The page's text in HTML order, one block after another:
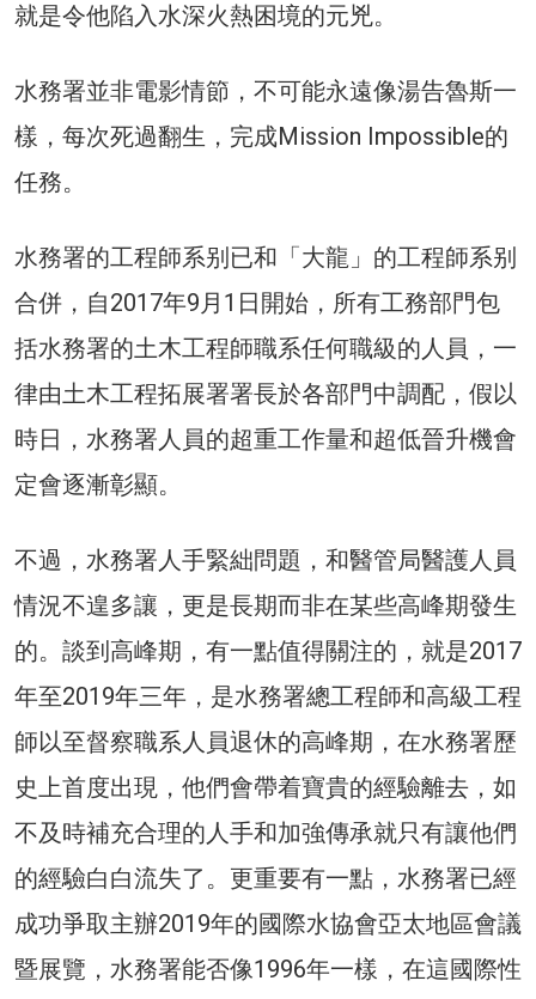
就是令他陷入水深火熱困境的元兇。
水務署並非電影情節，不可能永遠像湯告魯斯一
樣，每次死過翻生，完成Mission Impossible的
任務。
水務署的工程師系别已和「大龍」的工程師系别
合併，自2017年9月1日開始，所有工務部門包
括水務署的土木工程師職系任何職級的人員，一
律由土木工程拓展署署長於各部門中調配，假以
時日，水務署人員的超重工作量和超低晉升機會
定會逐漸彰顯。
不過，水務署人手緊絀問題，和醫管局醫護人員
情況不遑多讓，更是長期而非在某些高峰期發生
的。談到高峰期，有一點值得關注的，就是2017
年至2019年三年，是水務署總工程師和高級工程
師以至督察職系人員退休的高峰期，在水務署歷
史上首度出現，他們會帶着寶貴的經驗離去，如
不及時補充合理的人手和加強傳承就只有讓他們
的經驗白白流失了。更重要有一點，水務署已經
成功爭取主辦2019年的國際水協會亞太地區會議
暨展覽，水務署能否像1996年一樣，在這國際性